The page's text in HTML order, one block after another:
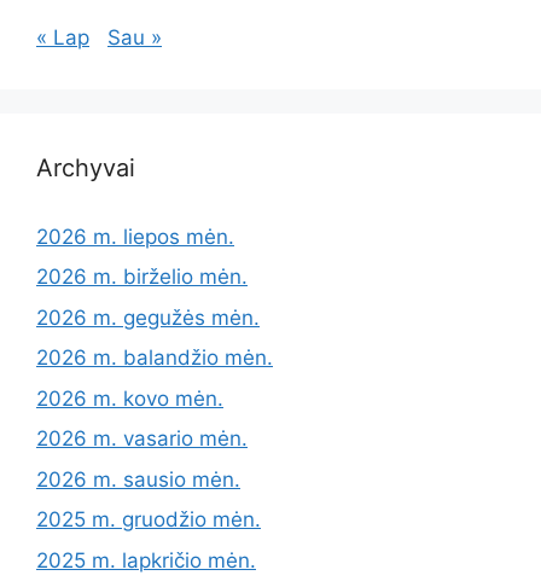
« Lap Sau »
Archyvai
2026 m. liepos mėn.
2026 m. birželio mėn.
2026 m. gegužės mėn.
2026 m. balandžio mėn.
2026 m. kovo mėn.
2026 m. vasario mėn.
2026 m. sausio mėn.
2025 m. gruodžio mėn.
2025 m. lapkričio mėn.